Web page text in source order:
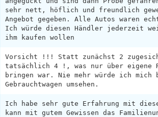
sehr nett, höflich und freundlich
Angebot gegeben. Alle Autos waren
Ich würde diesen Händler jederzeit
ihm kaufen wollen
Vorsicht !!! Statt zunächst 2
tatsächlich 4 !, was nur über eigene
bringen war. Nie mehr würde ich mich
Gebrauchtwagen umsehen.
Ich habe sehr gute Erfahrung mit
kann mit gutem Gewissen das